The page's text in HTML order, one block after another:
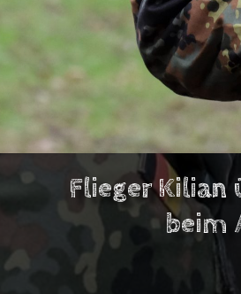
Flieger Kilian
beim